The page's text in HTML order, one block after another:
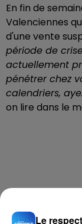
En fin de
Valenciennes
d'une vente
période de
actuellement
pénétrer chez
calendriers,
on lire dans le
Le